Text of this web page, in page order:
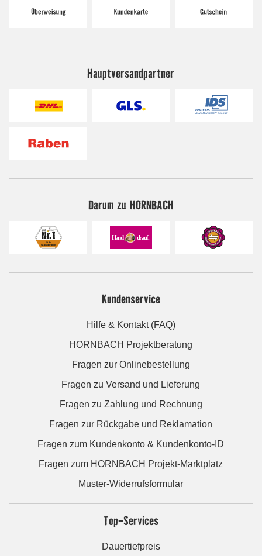
Hauptversandpartner
Darum zu HORNBACH
Kundenservice
Hilfe & Kontakt (FAQ)
HORNBACH Projektberatung
Fragen zur Onlinebestellung
Fragen zu Versand und Lieferung
Fragen zu Zahlung und Rechnung
Fragen zur Rückgabe und Reklamation
Fragen zum Kundenkonto & Kundenkonto-ID
Fragen zum HORNBACH Projekt-Marktplatz
Muster-Widerrufsformular
Top-Services
Dauertiefpreis